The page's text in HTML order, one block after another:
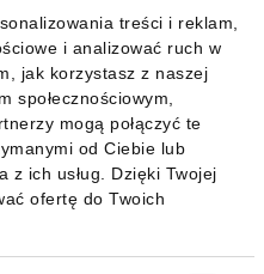
treści i reklam,
i analizować ruch w
jak korzystasz z naszej
społecznościowym,
mogą połączyć te
od Ciebie lub
z ich usług. Dzięki Twojej
ofertę do Twoich
mobilną: